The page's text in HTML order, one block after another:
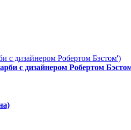
с дизайнером Робертом